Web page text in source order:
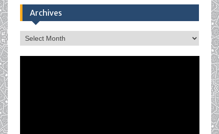
Archives
Archives